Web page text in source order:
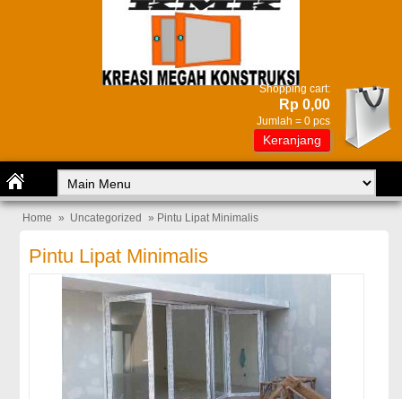
Shopping cart:
Rp 0,00
Jumlah = 0 pcs
Keranjang
Home » Uncategorized » Pintu Lipat Minimalis
Pintu Lipat Minimalis